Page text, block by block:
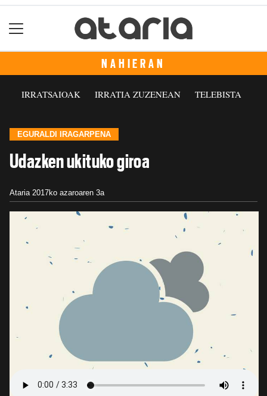
NAHIERAN
IRRATSAIOAK IRRATIA ZUZENEAN TELEBISTA
EGURALDI IRAGARPENA
Udazken ukituko giroa
Ataria 2017ko azaroaren 3a